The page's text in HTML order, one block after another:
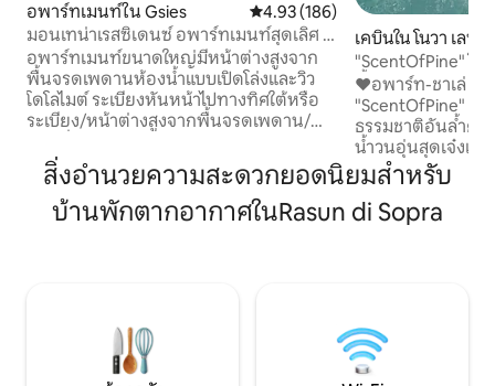
อพาร์ทเมนท์ใน Gsies คะแนนเฉลี่ย 4.93 จาก 5, 186 รีวิว
4.93 (186)
มอนเทน่าเรสซิเดนซ์ อพาร์ทเมนท์สุดเลิศ 1
Sch
อพาร์ทเมนท์ขนาดใหญ่มีหน้าต่างสูงจาก
พื้นจรดเพดานห้องน้ำแบบเปิดโล่งและวิว
โดโลไมต์ ระเบียงหันหน้าไปทางทิศใต้หรือ
ระเบียง/หน้าต่างสูงจากพื้นจรดเพดาน/
ห้องครัวที่มีอุปกรณ์ครบครัน/ห้องนอนที่มี
อุปกรณ์ครบครัน/ห้องนอนพร้อมเตียง
ขนาดคิงไซส์/ห้องน้ำพร้อมฝักบัวอาบน้ำ
แบบวอล์กอิน/ห้องสุขาและโถสุขภัณฑ์แยก
น้ำ ครอสฟิตบ็อกซ์ – ห้องออกกำลังกาย
เคบินใน โนวา เลบัน
"ScentOfPine" โ
น้ำวนและซาวน่า
♥️อพาร์ท-ชาเล่ ดี
"ScentOfPine" พร้
ธรรมชาติอันล้ำค่า สปา♥️ส่วนตัว - อ่าง
น้ำวนอุ่นสุดเจ๋งแล
วิวโดโลไมต์สุดอลัง
ซาโนอยู่ห่างออกไปเ
รีสอร์ท
♥️ที่พักสุดมหัศจรร
เครื่อง 55 นิ้ว ♥️ค
ของคุณกว่า 280 ต
สิ่งอำนวยความสะดวกยอดนิยมสำหรับ
บ้านพักตากอากาศในRasun di Sopra